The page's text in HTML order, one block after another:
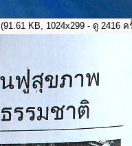
(91.61 KB, 1024x299 - ดู 2416 ค